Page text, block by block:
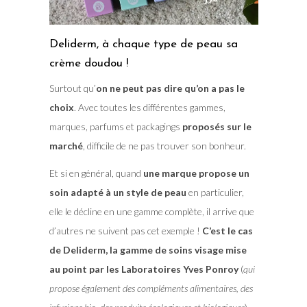
Deliderm, à chaque type de peau sa
crème doudou !
Surtout qu’on ne peut pas dire qu’on a pas le
choix. Avec toutes les différentes gammes,
marques, parfums et packagings proposés sur le
marché, difficile de ne pas trouver son bonheur.
Et si en général, quand une marque propose un
soin adapté à un style de peau en particulier,
elle le décline en une gamme complète, il arrive que
d’autres ne suivent pas cet exemple ! C’est le cas
de Deliderm, la gamme de soins visage mise
au point par les Laboratoires Yves Ponroy(qui
propose également des compléments alimentaires, des